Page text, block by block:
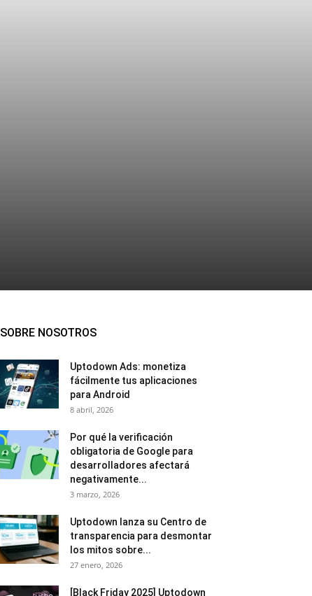
SOBRE NOSOTROS
Uptodown Ads: monetiza
fácilmente tus aplicaciones
para Android
8 abril, 2026
Por qué la verificación
obligatoria de Google para
desarrolladores afectará
negativamente...
3 marzo, 2026
Uptodown lanza su Centro de
transparencia para desmontar
los mitos sobre...
27 enero, 2026
[Black Friday 2025] Uptodown